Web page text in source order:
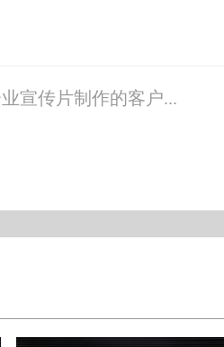
宣传片制作的客户...